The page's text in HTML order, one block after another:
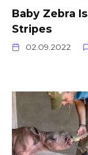
Baby Zebra
Stripes
02.09.2022